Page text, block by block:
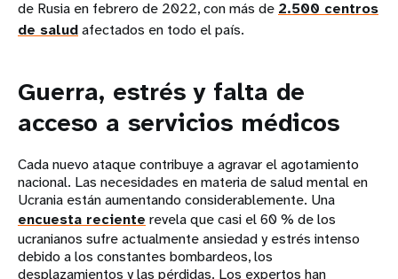
de Rusia en febrero de 2022, con más de 2.500 centros
de saludafectados en todo el país.
Guerra, estrés y falta de
acceso a servicios médicos
Cada nuevo ataque contribuye a agravar el agotamiento
nacional. Las necesidades en materia de salud mental en
Ucrania están aumentando considerablemente. Una
encuesta reciente revela que casi el 60 % de los
ucranianos sufre actualmente ansiedad y estrés intenso
debido a los constantes bombardeos, los
desplazamientos y las pérdidas. Los expertos han